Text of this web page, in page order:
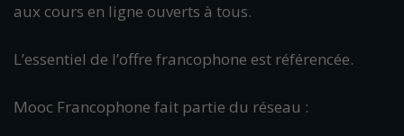
aux cours en ligne ouverts à tous.
L’essentiel de l’offre francophone est référencée.
Mooc Francophone fait partie du réseau :